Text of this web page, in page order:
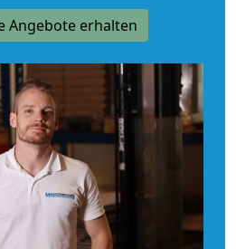
Angebote erhalten